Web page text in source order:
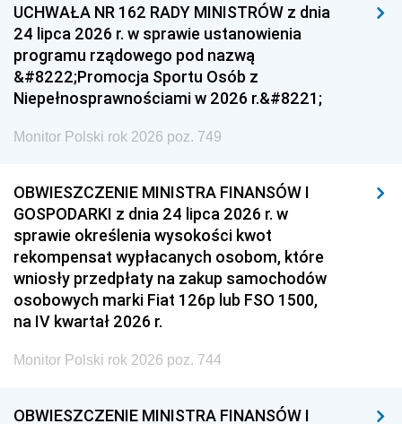
UCHWAŁA NR 162 RADY MINISTRÓW z dnia
24 lipca 2026 r. w sprawie ustanowienia
programu rządowego pod nazwą
&#8222;Promocja Sportu Osób z
Niepełnosprawnościami w 2026 r.&#8221;
Monitor Polski rok 2026 poz. 749
OBWIESZCZENIE MINISTRA FINANSÓW I
GOSPODARKI z dnia 24 lipca 2026 r. w
sprawie określenia wysokości kwot
rekompensat wypłacanych osobom, które
wniosły przedpłaty na zakup samochodów
osobowych marki Fiat 126p lub FSO 1500,
na IV kwartał 2026 r.
Monitor Polski rok 2026 poz. 744
OBWIESZCZENIE MINISTRA FINANSÓW I